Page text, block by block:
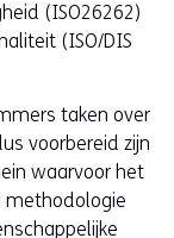
(ISO26262)
(ISO/DIS
taken over
voorbereid zijn
waarvoor het
methodologie